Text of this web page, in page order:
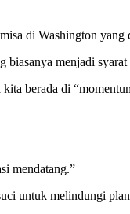
di Washington
menjadi syarat
berada di
mendatang.”
untuk melindungi